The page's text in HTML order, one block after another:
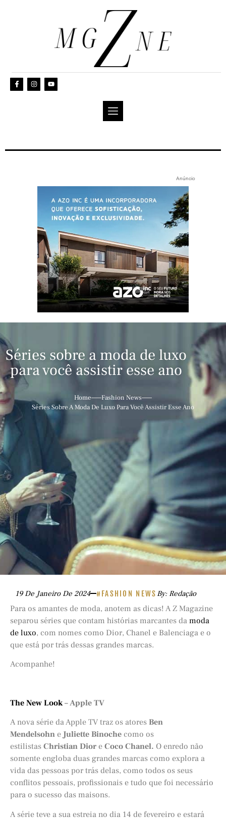
Anúncio
Séries sobre a moda de luxo
para você assistir esse ano
Home
Fashion News
Séries Sobre A Moda De Luxo Para Você Assistir Esse Ano
19 De Janeiro De 2024 #FASHION NEWS By: Redação
Para os amantes de moda, anotem as dicas! A Z Magazine
separou séries que contam histórias marcantes da moda
de luxo, com nomes como Dior, Chanel e Balenciaga e o
que está por trás dessas grandes marcas.
Acompanhe!
The New Look– Apple TV
A nova série da Apple TV traz os atores Ben
Mendelsohn e Juliette Binoche como os
estilistas Christian Dior e Coco Chanel. O enredo não
somente engloba duas grandes marcas como explora a
vida das pessoas por trás delas, como todos os seus
conflitos pessoais, profissionais e tudo que foi necessário
para o sucesso das maisons.
A série teve a sua estreia no dia 14 de fevereiro e estará